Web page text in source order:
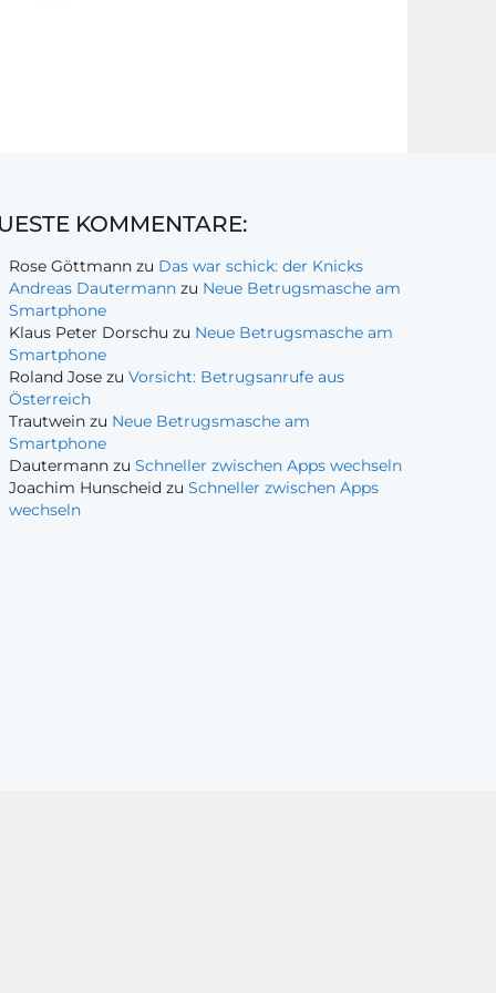
KOMMENTARE:
Rose Göttmann zu Das war schick: der Knicks
Andreas Dautermann zu Neue Betrugsmasche am
Smartphone
Klaus Peter Dorschu zu Neue Betrugsmasche am
Smartphone
Roland Jose zuVorsicht: Betrugsanrufe aus
Österreich
Trautwein zu Neue Betrugsmasche am
Smartphone
Dautermann zuSchneller zwischen Apps wechseln
Joachim Hunscheid zuSchneller zwischen Apps
wechseln